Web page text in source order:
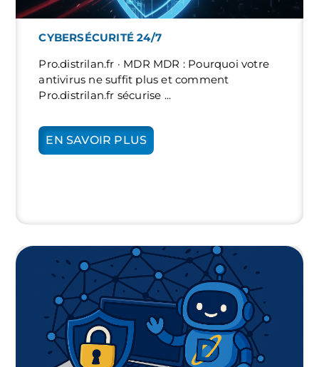
CYBERSÉCURITÉ 24/7
Pro.distrilan.fr · MDR MDR : Pourquoi votre
antivirus ne suffit plus et comment
Pro.distrilan.fr sécurise ...
EN SAVOIR PLUS